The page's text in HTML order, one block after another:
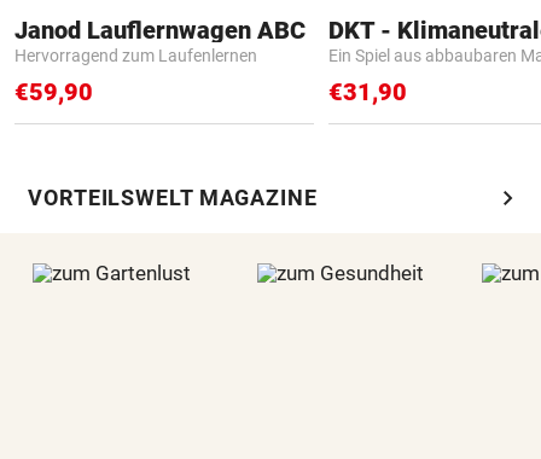
Janod Lauflernwagen ABC
Hervorragend zum Laufenlernen
€59,90
Ein Spiel aus abbaubaren
€31,90
VORTEILSWELT MAGAZINE chevron_right